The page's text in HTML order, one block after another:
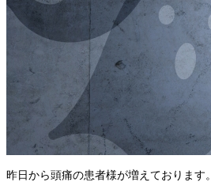
昨日から頭痛の患者様が増えております。